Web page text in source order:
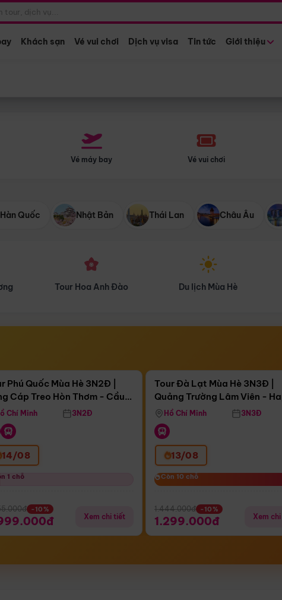
Khách sạn Vé vui chơi Dịch vụ visa Tin tức Giới thiệu
Vé máy bay Vé vui chơi
Hàn Quốc Nhật Bản Thái Lan Châu Âu
Du lịch Mùa Hè Du lịch Mùa Thu
05 ngày 15:22:12
Cáp Treo Hòn Thơm
Phú Quốc Mùa Hè 3N2Đ |
Cáp Treo Hòn Thơm - Cầu
- Công Viên Nước Aquatopia
Chí Minh 3N2Đ
14/08
1 chỗ
1 chỗ
-10%
Xem chi tiết
Còn04 ngày 15:22:12
Tour Đà Lạt Mùa Hè 3N3Đ |
Quảng Trường Lâm Viên -
Hill - Puppy Farm
Hồ Chí Minh 3N3Đ
13/08
Còn 10 chỗ
Còn 10 chỗ
1.444.000đ -10%
1.299.000đ Xem